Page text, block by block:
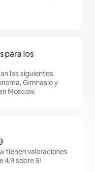
para los
las siguientes
Gimnasio y
Moscow.
tienen valoraciones
4.9 sobre 5!